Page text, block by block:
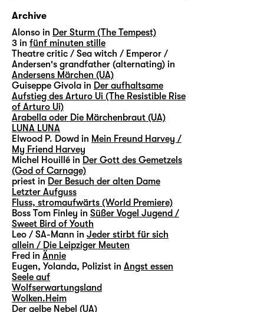
Archive
Alonso in Der Sturm (The Tempest)
3 in fünf minuten stille
Theatre critic / Sea witch / Emperor /
Andersen's grandfather (alternating) in
Andersens Märchen (UA)
Guiseppe Givola in Der aufhaltsame
Aufstieg des Arturo Ui (The Resistible Rise
of Arturo Ui)
Arabella oder Die Märchenbraut (UA)
LUNA LUNA
Elwood P. Dowd in Mein Freund Harvey /
My Friend Harvey
Michel Houillé in Der Gott des Gemetzels
(God of Carnage)
priest in Der Besuch der alten Dame
Letzter Aufguss
Fluss, stromaufwärts (World Premiere)
Boss Tom Finley in Süßer Vogel Jugend /
Sweet Bird of Youth
Leo / SA-Mann in Jeder stirbt für sich
allein / Die Leipziger Meuten
Fred in Ännie
Eugen, Yolanda, Polizist in Angst essen
Seele auf
Wolfserwartungsland
Wolken.Heim
Der gelbe Nebel (UA)